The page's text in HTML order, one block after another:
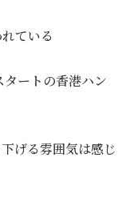
ている
タートの香港ハン
げる雰囲気は感じ